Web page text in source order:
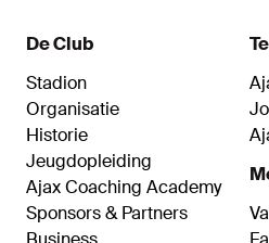
De Club
Stadion
Organisatie
Historie
Jeugdopleiding
Ajax Coaching Academy
Sponsors & Partners